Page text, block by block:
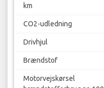
km
CO2-udledning
Drivhjul
Brændstof
Motorvejskørsel